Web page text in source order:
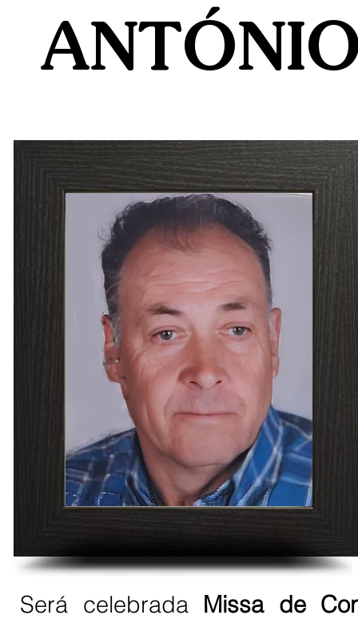
Será celebrada Missa de